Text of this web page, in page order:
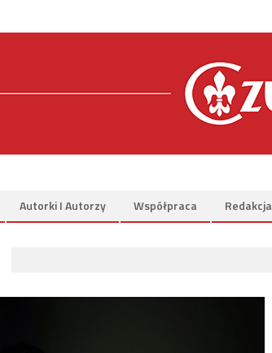
Autorki I Autorzy Współpraca Redakcja